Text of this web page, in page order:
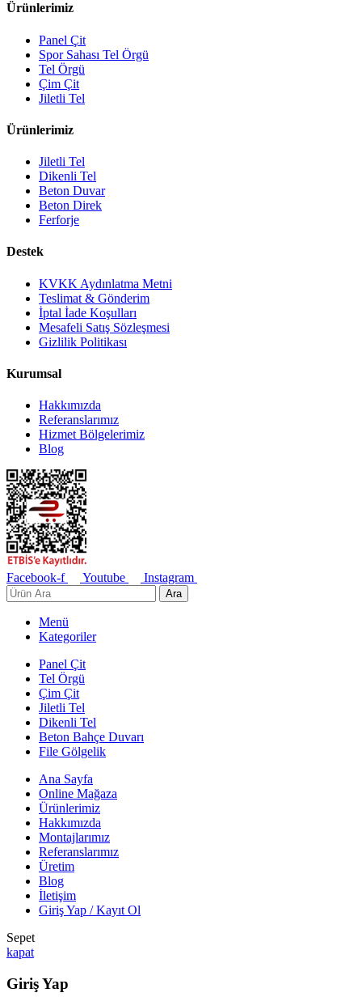
Ürünlerimiz
Panel Çit
Spor Sahası Tel Örgü
Tel Örgü
Çim Çit
Jiletli Tel
Ürünlerimiz
Jiletli Tel
Dikenli Tel
Beton Duvar
Beton Direk
Ferforje
Destek
KVKK Aydınlatma Metni
Teslimat & Gönderim
İptal İade Koşulları
Mesafeli Satış Sözleşmesi
Gizlilik Politikası
Kurumsal
Hakkımızda
Referanslarımız
Hizmet Bölgelerimiz
Blog
Facebook-f Youtube Instagram
Ara
Menü
Kategoriler
Panel Çit
Tel Örgü
Çim Çit
Jiletli Tel
Dikenli Tel
Beton Bahçe Duvarı
File Gölgelik
Ana Sayfa
Online Mağaza
Ürünlerimiz
Hakkımızda
Montajlarımız
Referanslarımız
Üretim
Blog
İletişim
Giriş Yap / Kayıt Ol
Sepet
kapat
Giriş Yap